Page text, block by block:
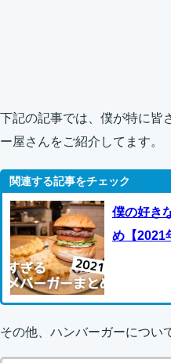
下記の記事では、僕が特に皆
ー屋さんをご紹介してます。
僕の好き
め【2021
その他、ハンバーガーについ